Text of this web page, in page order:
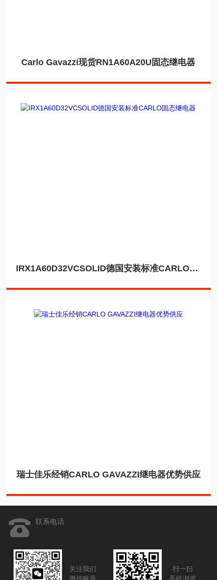
Carlo Gavazzi现货RN1A60A20U固态继电器
IRX1A60D32VCSOLID德国安装标准CARLO固态继电器
瑞士佳乐经销CARLO GAVAZZI继电器优势供应
联系电话
关注我们
扫一扫